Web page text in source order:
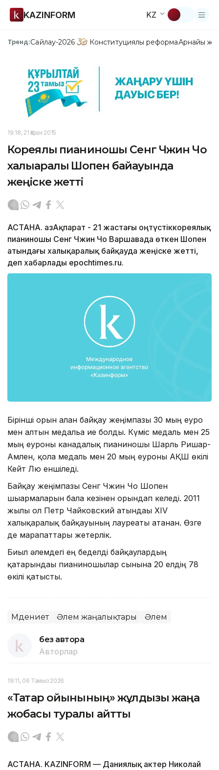
KAZINFORM KZ
Тренд:Сайлау-2026 Конституциялық реформаАрнайы
19:18, 21 Қазан 2015
Кореялық пианиношы Сенг Чжин Чо
халықаралық Шопен байқауында
жеңіске жетті
АСТАНА. ҚазАқпарат - 21 жастағы оңтүстіккореялық
пианиношы Сенг Чжин Чо Варшавада өткен Шопен
атындағы халықаралық байқауда жеңіске жетті,
деп хабарлады epochtimes.ru.
Бірінші орын алған байқау жеңімпазы 30 мың еуро
мен алтын медальға ие болды. Күміс медаль мен 25
мың еуроны канадалық пианиношы Шарль Ришар-
Амлен, қола медаль мен 20 мың еуроны АҚШ өкілі
Кейт Лю еншіледі.
Байқау жеңімпазы Сенг Чжин Чо Шопен
шығармаларын бала кезінен орындап келеді. 2011
жылы ол Петр Чайковский атындағы XIV
халықаралық байқауының лауреаты атанған. Өзге
де марапаттары жетерлік.
Биыл әлемдегі ең беделді байқаулардың
қатарындағы пианиношылар сынына 20 елдің 78
өкілі қатысты.
Мәдениет Әлем жаңалықтары Әлем
без автора
Авторлар
19:11, 06 Тамыз 2026
«Тақтар ойынының» жұлдызы жаңа
жобасы туралы айтты
АСТАНА. KAZINFORM — Даниялық актер Николай